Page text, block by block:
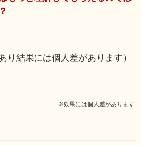
り結果には個人差があります）
※効果には個人差があります